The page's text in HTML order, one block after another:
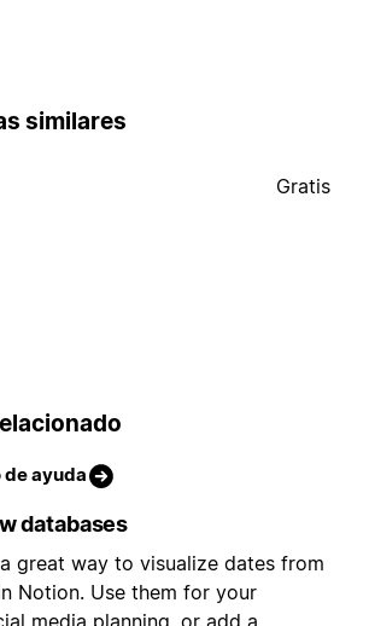
similares
Gratis
ayuda
databases
great way to visualize dates from
Notion. Use them for your